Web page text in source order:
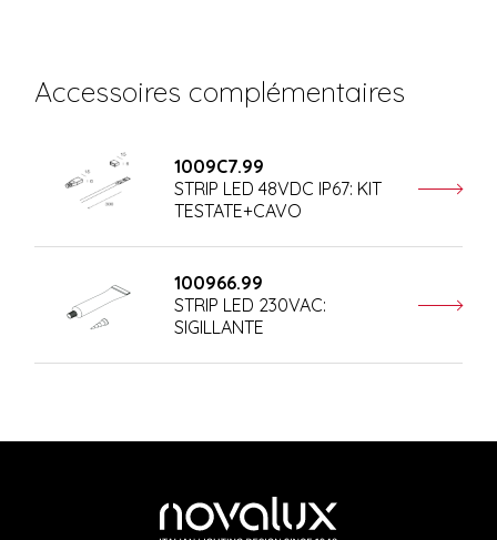
Accessoires complémentaires
1009C7.99
STRIP LED 48VDC IP67: KIT
TESTATE+CAVO
100966.99
STRIP LED 230VAC:
SIGILLANTE